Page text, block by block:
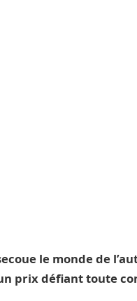
le monde de
prix défiant toute